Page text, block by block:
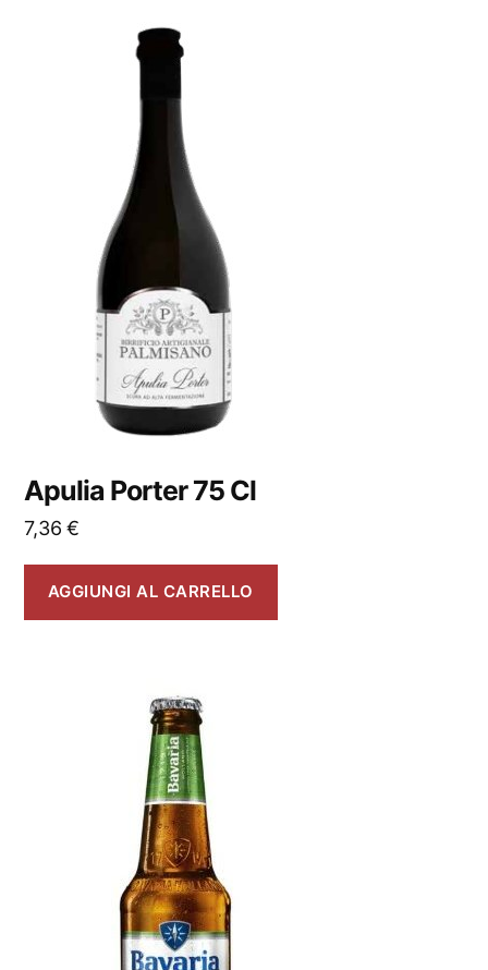
Apulia Porter 75 Cl
7,36€
AGGIUNGI AL CARRELLO